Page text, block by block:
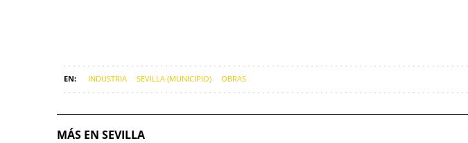
INDUSTRIA SEVILLA (MUNICIPIO) OBRAS
MÁS EN SEVILLA